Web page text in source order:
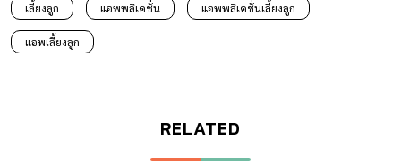
เลี้ยงลูก แอพพลิเคชั่น แอพพลิเคชั่นเลี้ยงลูก
แอพเลี้ยงลูก
RELATED